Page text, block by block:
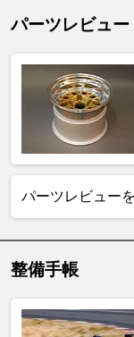
パーツレビュー
パーツレビュー
整備手帳